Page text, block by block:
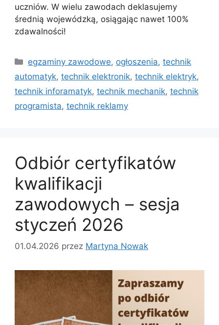
uczniów. W wielu zawodach deklasujemy
średnią wojewódzką, osiągając nawet 100%
zdawalności!
egzaminy zawodowe, ogłoszenia,technik
automatyk, technik elektronik, technik elektryk,
technik inforamatyk, technik mechanik, technik
programista, technik reklamy
Odbiór certyfikatów
kwalifikacji
zawodowych – sesja
styczeń 2026
01.04.2026 przez Martyna Nowak